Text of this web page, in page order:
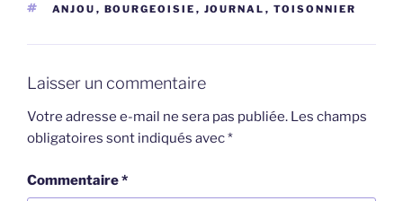
ÉTIQUETTES
ANJOU , BOURGEOISIE , JOURNAL , TOISONNIER
Laisser un commentaire
Votre adresse e-mail ne sera pas publiée. Les champs
obligatoires sont indiqués avec*
Commentaire*